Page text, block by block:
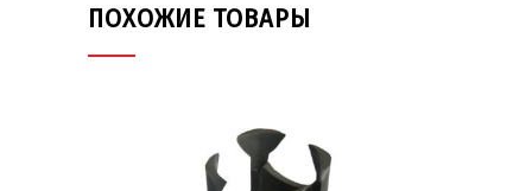
ПОХОЖИЕ ТОВАРЫ